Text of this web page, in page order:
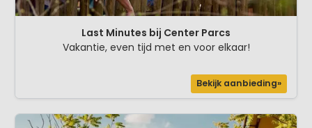
Last Minutes bij Center Parcs
Vakantie, even tijd met en voor elkaar!
Bekijk aanbieding»